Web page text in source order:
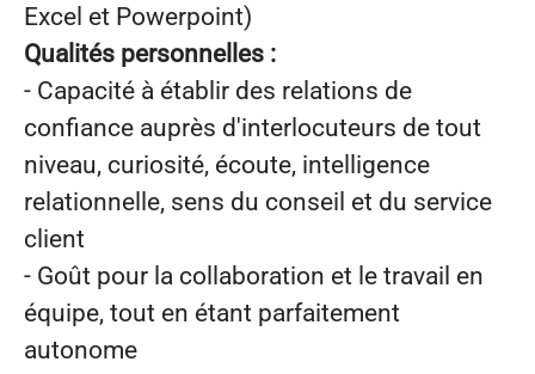
Excel et Powerpoint)
Qualités personnelles :
- Capacité à établir des relations de
confiance auprès d'interlocuteurs de tout
niveau, curiosité, écoute, intelligence
relationnelle, sens du conseil et du service
client
- Goût pour la collaboration et le travail en
équipe, tout en étant parfaitement
autonome